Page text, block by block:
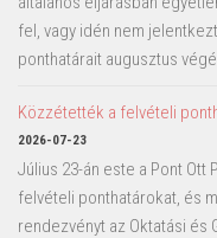
fel, vagy idén nem
ponthatárait augusztus
Közzétették a felvételi
2026-07-23
Július 23-án este a Pont
felvételi ponthatárokat, és
rendezvényt az Oktatási és